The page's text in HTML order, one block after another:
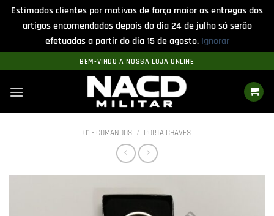
Estimados clientes por motivos de força maior as entregas dos
artigos encomendados depois do dia 24 de julho só serão
efetuadas a partir do dia 15 de agosto. Ignorar
to
content
BEM-VINDO À NOSSA LOJA ONLINE
01 - COMANDOS / PORTA CHAVES